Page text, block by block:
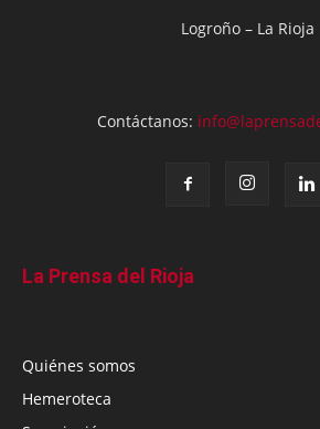
Logroño – La Rioja
Contáctanos:
La Prensa del Rioja
Quiénes somos
Hemeroteca